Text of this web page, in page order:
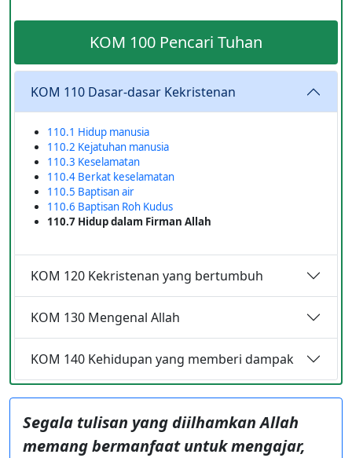
KOM 100 Pencari Tuhan
KOM 110 Dasar-dasar Kekristenan
110.1 Hidup manusia
110.2 Kejatuhan manusia
110.3 Keselamatan
110.4 Berkat keselamatan
110.5 Baptisan air
110.6 Baptisan Roh Kudus
110.7 Hidup dalam Firman Allah
KOM 120 Kekristenan yang bertumbuh
KOM 130 Mengenal Allah
KOM 140 Kehidupan yang memberi dampak
Segala tulisan yang diilhamkan Allah
memang bermanfaat untuk mengajar,